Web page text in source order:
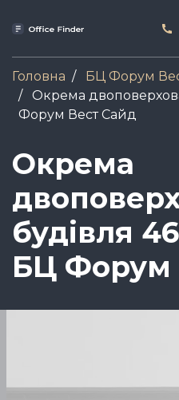
Головна
БЦ Форум
Окрема
Форум Вест Сайд
Окрема
будівля
БЦ Форум